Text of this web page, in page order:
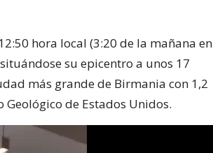
hora local (3:20 de la mañana en
su epicentro a unos 17
más grande de Birmania con 1,2
de Estados Unidos.